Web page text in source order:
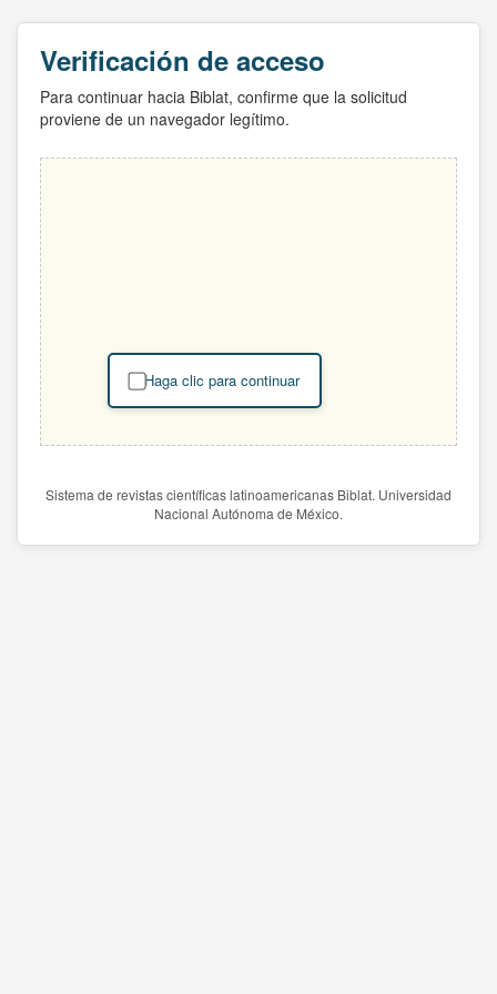
Verificación de acceso
Para continuar hacia Biblat, confirme que la solicitud
proviene de un navegador legítimo.
Haga clic para continuar
Sistema de revistas científicas latinoamericanas Biblat. Universidad
Nacional Autónoma de México.